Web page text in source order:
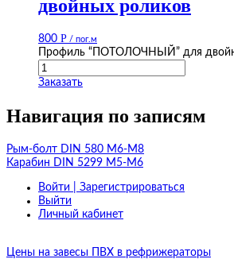
двойных роликов
800 Р / пог.м
Профиль “ПОТОЛОЧНЫЙ” для
Заказать
Навигация по записям
Рым-болт DIN 580 М6-М8
Карабин DIN 5299 М5-М6
Войти | Зарегистрироваться
Выйти
Личный кабинет
Цены на завесы ПВХ в рефрижераторы